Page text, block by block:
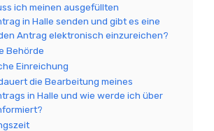
ich meinen ausgefüllten
in Halle senden und gibt es eine
Antrag elektronisch einzureichen?
Behörde
Einreichung
die Bearbeitung meines
in Halle und wie werde ich über